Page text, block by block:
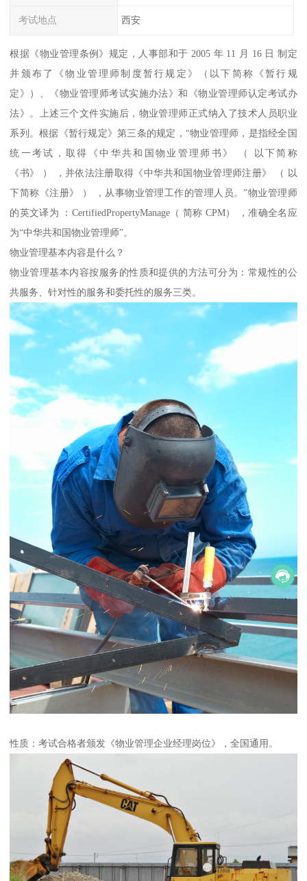
考试地点 西安
根据《物业管理条例》规定，人事部和于 2005 年 11 月 16 日 制定
并颁布了《物业管理师制度暂行规定》（以下简称《暂行规
定》）、《物业管理师考试实施办法》和《物业管理师认定考试办
法》。上述三个文件实施后，物业管理师正式纳入了技术人员职业
系列。根据《暂行规定》第三条的规定，“物业管理师，是指经全国
统一考试，取得《中华共和国物业管理师书》 （ 以下简称
《书》 ） ，并依法注册取得《中华共和国物业管理师注册》 （ 以
下简称《注册》 ） ，从事物业管理工作的管理人员。”物业管理师
的英文译为 ：CertifiedPropertyManage（ 简称 CPM） ，准确全名应
为“中华共和国物业管理师”。
物业管理基本内容是什么？
物业管理基本内容按服务的性质和提供的方法可分为：常规性的公
共服务、针对性的服务和委托性的服务三类。
性质：考试合格者颁发《物业管理企业经理岗位》，全国通用。